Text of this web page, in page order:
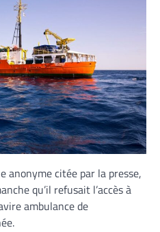
anonyme citée par la presse,
qu’il refusait l’accès à
ambulance de